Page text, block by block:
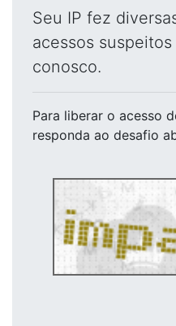
Seu IP fez
acessos
conosco.
Para liberar o acesso
responda ao desafio